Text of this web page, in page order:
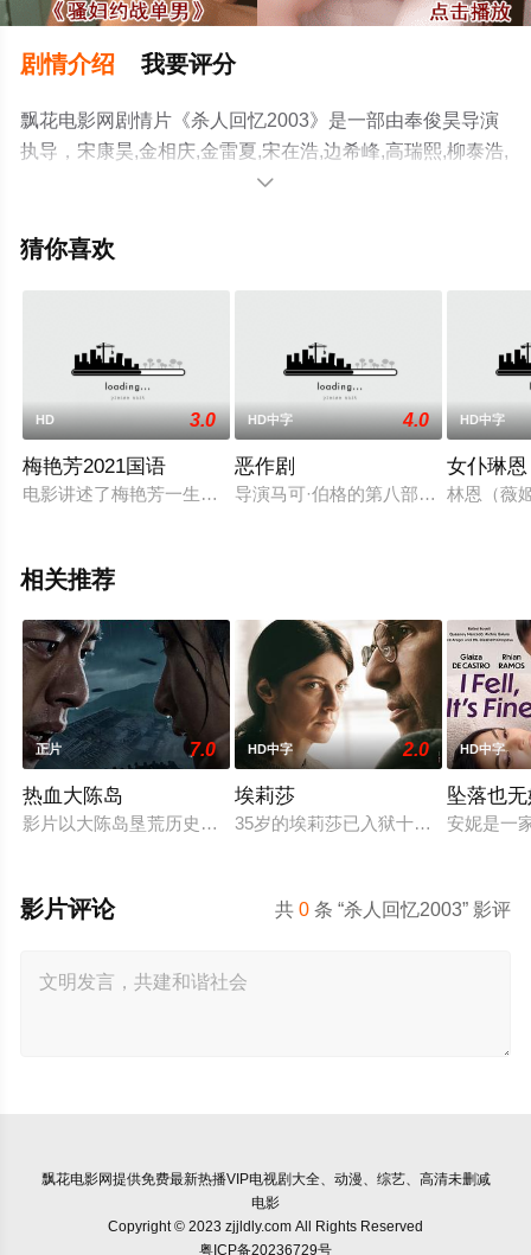
剧情介绍 我要评分
飘花电影网剧情片《杀人回忆2003》是一部由奉俊昊导演
执导，宋康昊,金相庆,金雷夏,宋在浩,边希峰,高瑞熙,柳泰浩,
朴努植,朴海日,全美善,徐永嬅,崔钟律,刘承睦,申贤宗,李在
国电影，大结局剧情已揭晓（1-1全集），手机免费观看高

猜你喜欢
HD 3.0
梅艳芳2021国语
电影讲述了梅艳芳一生的传奇经历。梅艳芳（王丹妮饰）年仅4
HD中字 4.0
恶作剧
导演马可·伯格的第八部电影长片《
HD中字
女仆琳恩
林恩（薇
相关推荐
正片 7.0
热血大陈岛
影片以大陈岛垦荒历史为创作底色，在尊重历史真实性的前提
HD中字 2.0
埃莉莎
35岁的埃莉莎已入狱十年，她因杀害
HD中字
坠落也
安妮是一
共0 条 “杀人回忆2003” 影评
影片评论
飘花电影网提供免费最新热播VIP电视剧大全、动漫、综艺、高清未删减
电影
Copyright © 2023 zjjldly.com All Rights Reserved
粤ICP备20236729号